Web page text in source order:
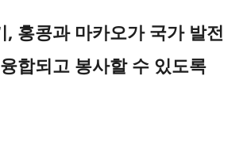
, 홍콩과 마카오가 국가 발전
합되고 봉사할 수 있도록